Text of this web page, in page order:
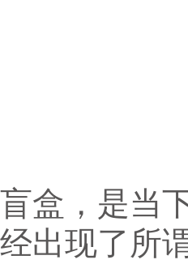
盲盒，是当
经出现了所